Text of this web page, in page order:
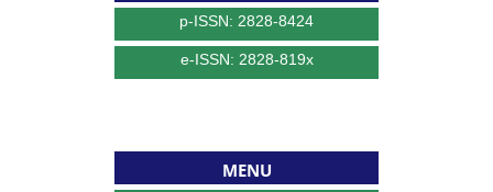
p-ISSN: 2828-8424
e-ISSN: 2828-819x
MENU